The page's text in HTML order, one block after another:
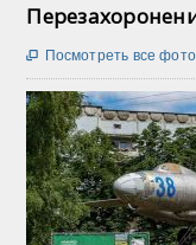
 Посмотреть все